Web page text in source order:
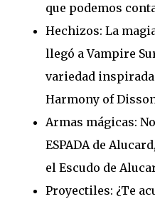
que podemos
Hechizos: La
llegó a Vampire
variedad
Harmony of
Armas mágicas:
ESPADA de
el Escudo de
Proyectiles: ¿Te